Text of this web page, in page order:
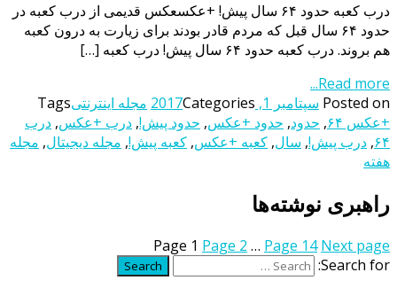
درب کعبه حدود ۶۴ سال پیش! +عکسعکس قدیمی از درب کعبه در
حدود ۶۴ سال قبل که مردم قادر بودند برای زیارت به درون کعبه
هم بروند. درب کعبه حدود ۶۴ سال پیش! درب کعبه […]
Read more...
Posted on سپتامبر 1, 2017 Categories مجله اینترنتیTags
+عکس ۶۴
, حدود, حدود +عکس, حدود پیش!, درب +عکس, درب
۶۴, درب پیش!, سال, کعبه +عکس, کعبه پیش!, مجله دیجیتال, مجله
هفته
راهبری نوشته‌ها
Page 1 Page 2 … Page 14 Next page
Search for:
Search